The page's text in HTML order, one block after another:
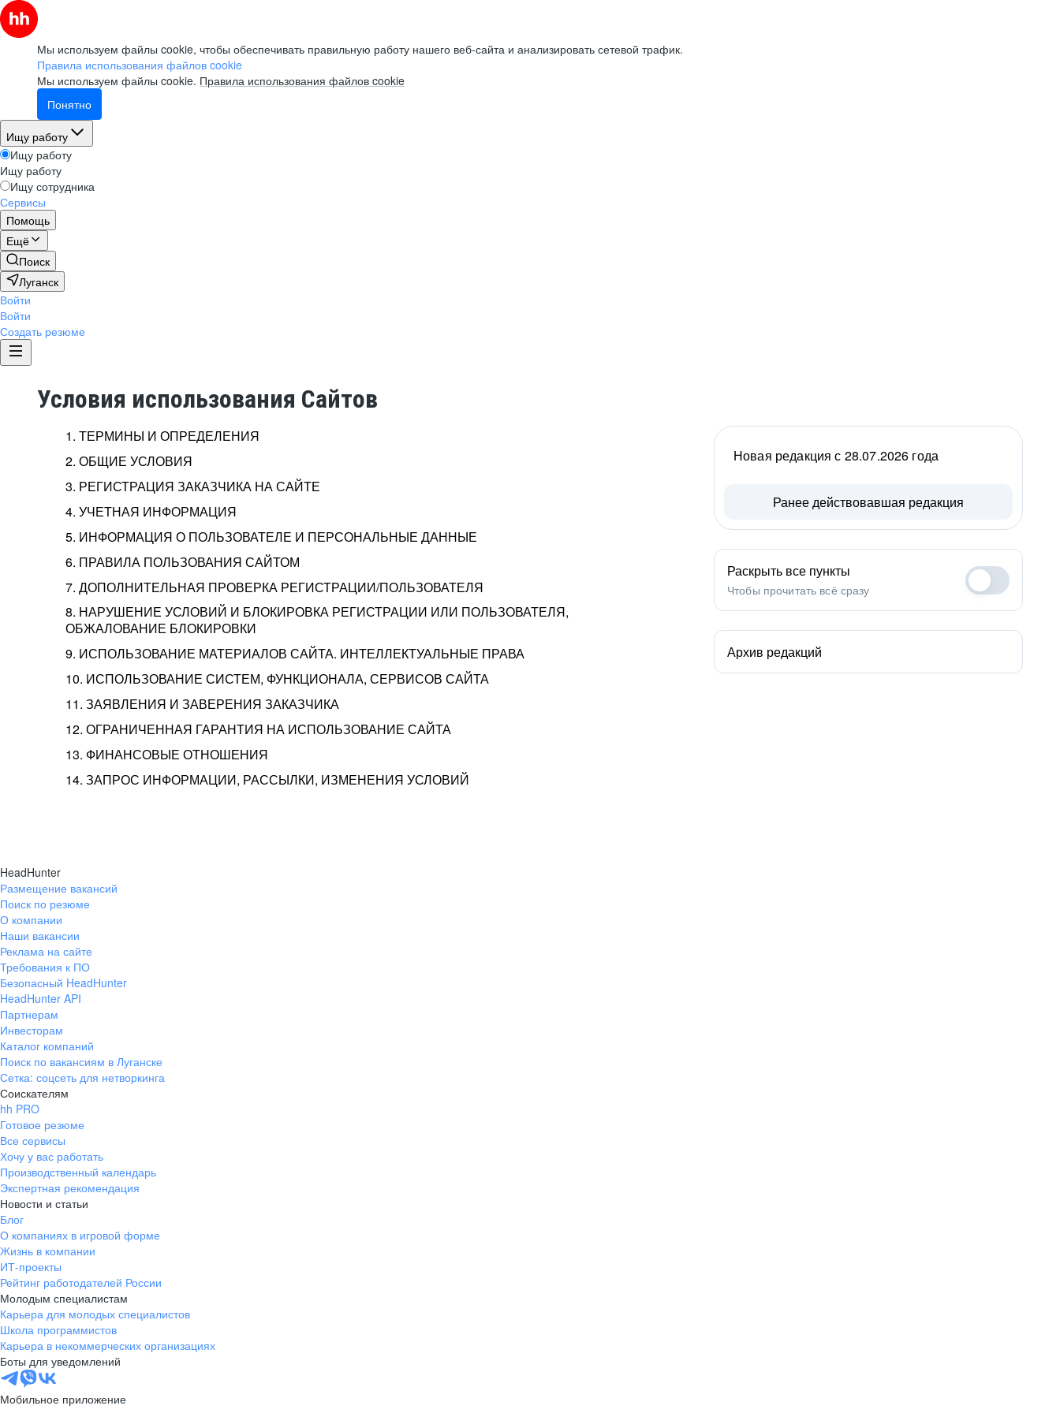
Мы используем файлы cookie, чтобы обеспечивать правильную работу нашего веб-сайта и анализировать сетевой трафик.
Правила использования файлов cookie
Мы используем файлы cookie. Правила использования файлов cookie
Понятно
Ищу работу
Ищу работу
Ищу работу
Ищу сотрудника
Сервисы
Помощь
Ещё
Поиск
Луганск
Войти
Войти
Создать резюме
Условия использования Сайтов
1. ТЕРМИНЫ И ОПРЕДЕЛЕНИЯ
2. ОБЩИЕ УСЛОВИЯ
3. РЕГИСТРАЦИЯ ЗАКАЗЧИКА НА САЙТЕ
4. УЧЕТНАЯ ИНФОРМАЦИЯ
5. ИНФОРМАЦИЯ О ПОЛЬЗОВАТЕЛЕ И ПЕРСОНАЛЬНЫЕ ДАННЫЕ
6. ПРАВИЛА ПОЛЬЗОВАНИЯ САЙТОМ
7. ДОПОЛНИТЕЛЬНАЯ ПРОВЕРКА РЕГИСТРАЦИИ/ПОЛЬЗОВАТЕЛЯ
8. НАРУШЕНИЕ УСЛОВИЙ И БЛОКИРОВКА РЕГИСТРАЦИИ ИЛИ ПОЛЬЗОВАТЕЛЯ,
ОБЖАЛОВАНИЕ БЛОКИРОВКИ
9. ИСПОЛЬЗОВАНИЕ МАТЕРИАЛОВ САЙТА. ИНТЕЛЛЕКТУАЛЬНЫЕ ПРАВА
10. ИСПОЛЬЗОВАНИЕ СИСТЕМ, ФУНКЦИОНАЛА, СЕРВИСОВ САЙТА
11. ЗАЯВЛЕНИЯ И ЗАВЕРЕНИЯ ЗАКАЗЧИКА
12. ОГРАНИЧЕННАЯ ГАРАНТИЯ НА ИСПОЛЬЗОВАНИЕ САЙТА
13. ФИНАНСОВЫЕ ОТНОШЕНИЯ
14. ЗАПРОС ИНФОРМАЦИИ, РАССЫЛКИ, ИЗМЕНЕНИЯ УСЛОВИЙ
Новая редакция с 28.07.2026 года
Ранее действовавшая редакция
Раскрыть все пункты
Чтобы прочитать всё сразу
Архив редакций
HeadHunter
Размещение вакансий
Поиск по резюме
О компании
Наши вакансии
Реклама на сайте
Требования к ПО
Безопасный HeadHunter
HeadHunter API
Партнерам
Инвесторам
Каталог компаний
Поиск по вакансиям в Луганске
Сетка: соцсеть для нетворкинга
Соискателям
hh PRO
Готовое резюме
Все сервисы
Хочу у вас работать
Производственный календарь
Экспертная рекомендация
Новости и статьи
Блог
О компаниях в игровой форме
Жизнь в компании
ИТ-проекты
Рейтинг работодателей России
Молодым специалистам
Карьера для молодых специалистов
Школа программистов
Карьера в некоммерческих организациях
Боты для уведомлений
Мобильное приложение